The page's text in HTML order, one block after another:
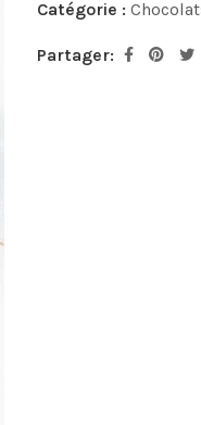
Catégorie :
Partager: